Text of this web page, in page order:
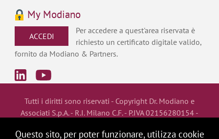
My Modiano
ACCEDI
Per accedere a quest'area riservata è
richiesto un certificato digitale valido,
fornito da Modiano & Partners.
Tutti i diritti sono riservati - Copyright Dr. Modiano e
Associati S.p.A. - R.I. Milano C.F. - P.IVA 02156280154 -
approvato.
Questo sito, per poter funzionare, utilizza cookie